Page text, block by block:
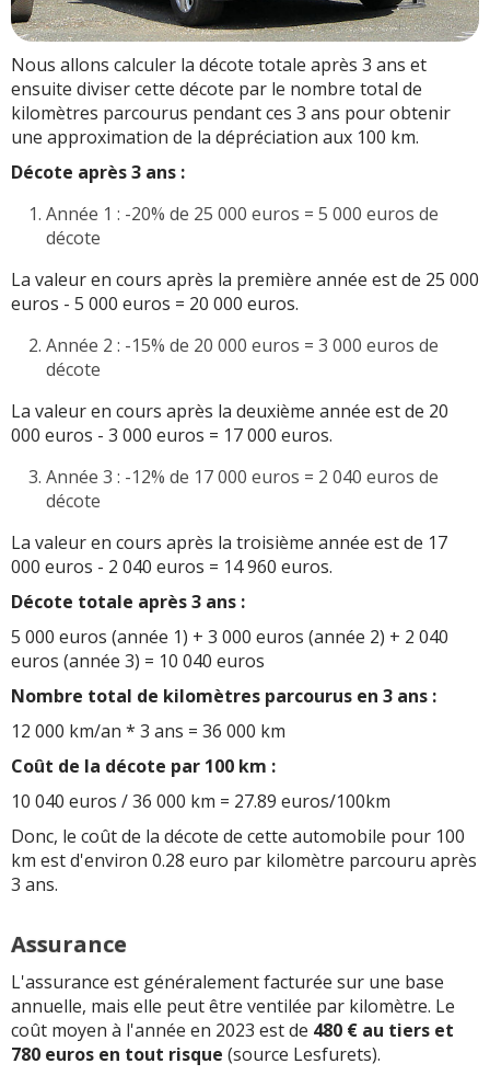
Nous allons calculer la décote totale après 3 ans et
ensuite diviser cette décote par le nombre total de
kilomètres parcourus pendant ces 3 ans pour obtenir
une approximation de la dépréciation aux 100 km.
Décote après 3 ans :
Année 1 : -20% de 25 000 euros = 5 000 euros de
décote
La valeur en cours après la première année est de 25 000
euros - 5 000 euros = 20 000 euros.
Année 2 : -15% de 20 000 euros = 3 000 euros de
décote
La valeur en cours après la deuxième année est de 20
000 euros - 3 000 euros = 17 000 euros.
Année 3 : -12% de 17 000 euros = 2 040 euros de
décote
La valeur en cours après la troisième année est de 17
000 euros - 2 040 euros = 14 960 euros.
Décote totale après 3 ans :
5 000 euros (année 1) + 3 000 euros (année 2) + 2 040
euros (année 3) = 10 040 euros
Nombre total de kilomètres parcourus en 3 ans :
12 000 km/an * 3 ans = 36 000 km
Coût de la décote par 100 km :
10 040 euros / 36 000 km = 27.89 euros/100km
Donc, le coût de la décote de cette automobile pour 100
km est d'environ 0.28 euro par kilomètre parcouru après
3 ans.
Assurance
L'assurance est généralement facturée sur une base
annuelle, mais elle peut être ventilée par kilomètre. Le
coût moyen à l'année en 2023 est de 480 € au tiers et
780 euros en tout risque (source Lesfurets).